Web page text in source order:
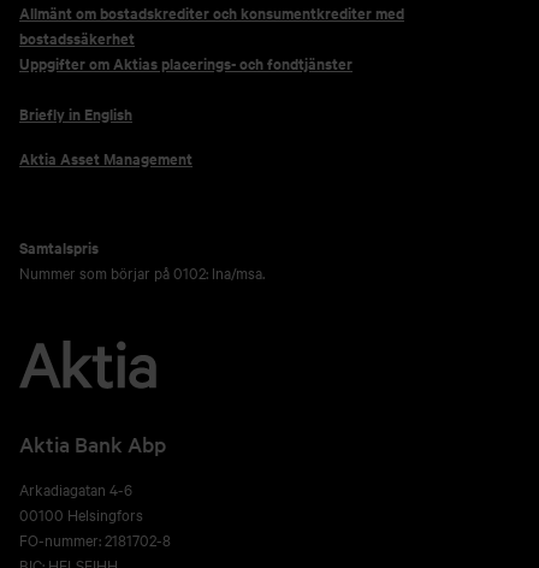
Allmänt om bostadskrediter och konsumentkrediter med
bostadssäkerhet
Uppgifter om Aktias placerings- och fondtjänster
Briefly in English
Aktia Asset Management
Samtalspris
Nummer som börjar på 0102: lna/msa.
Aktia Bank Abp
Arkadiagatan 4-6
00100 Helsingfors
FO-nummer: 2181702-8